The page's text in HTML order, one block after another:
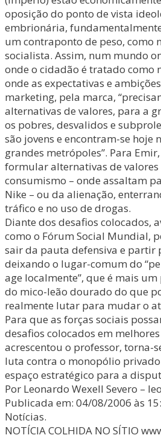
oposição do ponto de vista
embrionária,
um contraponto de peso, como
socialista. Assim, num mundo
onde o cidadão é tratado como
onde as expectativas e
marketing, pela marca,
alternativas de valores, para a
os pobres, desvalidos e
são jovens e encontram-se hoje
grandes metrópoles”. Para
formular alternativas de
consumismo – onde assaltam
Nike – ou da alienação,
tráfico e no uso de drogas.
Diante dos desafios colocados,
como o Fórum Social Mundial,
sair da pauta defensiva e partir
deixando o lugar-comum do
age localmente”, que é mais
do mico-leão dourado do que
realmente lutar para mudar o
Para que as forças sociais
desafios colocados em
acrescentou o professor, torna-
luta contra o monopólio
espaço estratégico para a
Por Leonardo Wexell Severo –
Publicada em: 04/08/2006 às
Notícias.
NOTÍCIA COLHIDA NO SÍTIO